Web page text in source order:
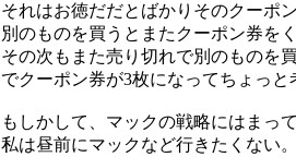
それはお徳だだとばかりそのクーポ
別のものを買うとまたクーポン券を
その次もまた売り切れで別のものを
でクーポン券が3枚になってちょっと
もしかして、マックの戦略にはまっ
私は昼前にマックなど行きたくない